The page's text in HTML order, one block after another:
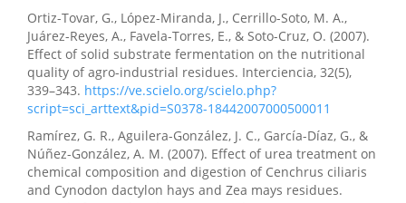
Ortiz-Tovar, G., López-Miranda, J., Cerrillo-Soto, M. A.,
Juárez-Reyes, A., Favela-Torres, E., & Soto-Cruz, O. (2007).
Effect of solid substrate fermentation on the nutritional
quality of agro-industrial residues. Interciencia, 32(5),
339–343. https://ve.scielo.org/scielo.php?
script=sci_arttext&pid=S0378-18442007000500011
Ramírez, G. R., Aguilera-González, J. C., García-Díaz, G., &
Núñez-González, A. M. (2007). Effect of urea treatment on
chemical composition and digestion of Cenchrus ciliaris
and Cynodon dactylon hays and Zea mays residues.